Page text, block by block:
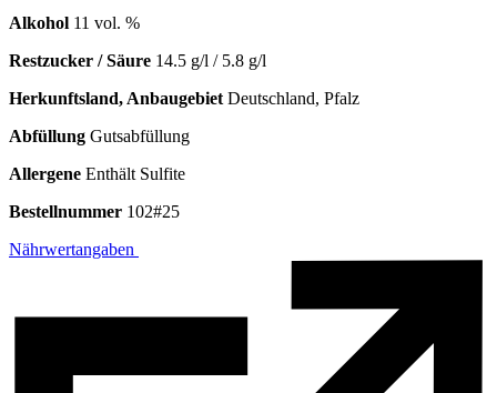
Alkohol 11 vol. %
Restzucker / Säure 14.5 g/l / 5.8 g/l
Herkunftsland, Anbaugebiet Deutschland, Pfalz
Abfüllung Gutsabfüllung
Allergene Enthält Sulfite
Bestellnummer 102#25
Nährwertangaben